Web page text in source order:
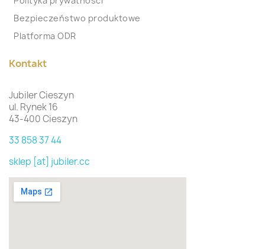
Bezpieczeństwo produktowe
Platforma ODR
Kontakt
Jubiler Cieszyn
ul. Rynek 16
43-400 Cieszyn
33 858 37 44
sklep [at] jubiler.cc